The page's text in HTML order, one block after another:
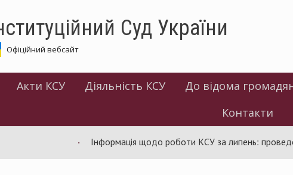
Суд України
Офіційний вебсайт
Акти КСУ Діяльність КСУ До відома
Контакти
Інформація щодо роботи КСУ за липень: проведено